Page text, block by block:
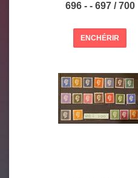
696 - - 697 / 700
ENCHÉRIR